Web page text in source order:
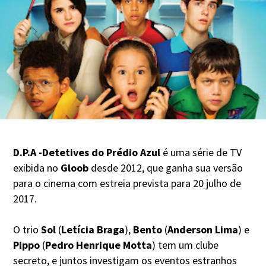
D.P.A -Detetives do Prédio Azul é uma série de TV
exibida no Gloob desde 2012, que ganha sua versão
para o cinema com estreia prevista para 20 julho de
2017.
O trioSol (Letícia Braga), Bento (Anderson Lima) e
Pippo (Pedro Henrique Motta) tem um clube
secreto, e juntos investigam os eventos estranhos